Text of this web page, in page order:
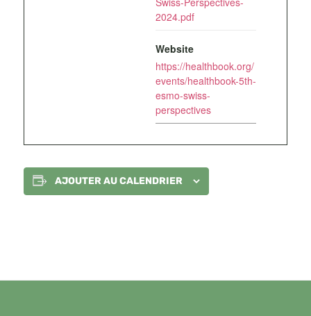
2024.pdf
Website
https://healthbook.org/
events/healthbook-5th-
esmo-swiss-
perspectives
AJOUTER AU CALENDRIER